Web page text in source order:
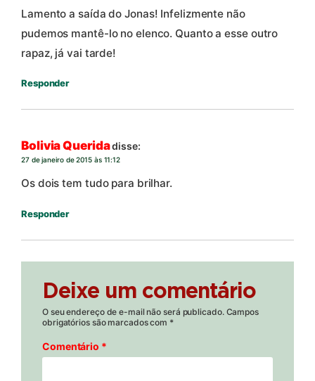
Lamento a saída do Jonas! Infelizmente não
pudemos mantê-lo no elenco. Quanto a esse outro
rapaz, já vai tarde!
Responder
Bolivia Queridadisse:
27 de janeiro de 2015 às 11:12
Os dois tem tudo para brilhar.
Responder
Deixe um comentário
O seu endereço de e-mail não será publicado. Campos
obrigatórios são marcados com *
Comentário *